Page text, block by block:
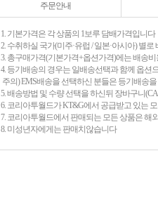
주문안내
1. 기본가격은 각 상품의 1보루 담배가격입니다
2. 수취하실 국가(미주·유럽 / 일본·아시아) 별
3. 총구매가격(기본가격+옵션가격)에는 배송
4. 등기배송의 경우는 일배송선택과 함께 옵션
주의) EMS배송을 선택하신 분들은 등기배송
5. 배송방법 및 수량 선택을 하신뒤 장바구니
6. 코리아투월드가 KT&G에서 공급받고 있는
7. 코리아투월드에서 판매되는 모든 상품은 해
8. 미성년자에게는 판매치않습니다